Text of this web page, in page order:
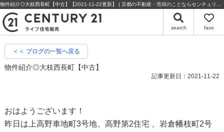
search favo
＜＜ ブログの一覧へ戻る
物件紹介◎大枝西長町【中古】
記事更新日：2021-11-22
おはようございます！
昨日は上高野車地町3号地、高野第2住宅 、岩倉幡枝町2号